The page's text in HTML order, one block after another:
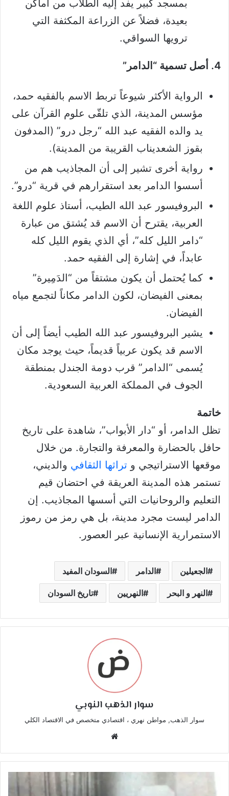
بمسجد كبير يفد إليه الطلاب من أماكن
بعيدة، فضلاً عن الزراعة المكثفة التي
ترويها السواقي.
4. أصل تسمية “الدامر”
الرواية الأكثر شيوعاً تربط الاسم بالفقيه حمد،
مؤسس المدينة، الذي تلقّى علوم القرآن على
يد والده الفقيه عبد الله “رجل درو” (المدفون
بقوز الشعديناب القريبة من المدينة).
رواية أخرى تشير إلى أن المجاذيب هم من
أسسوا الدامر بعد استقرارهم في قرية “درو”.
البروفيسور عبد الله الطيب، أستاذ علوم اللغة
العربية، يقترح أن الاسم قد يُشتق من عبارة
“دامر الليل كله”، أي الذي يقوم الليل كله
عابداً، في إشارة إلى الفقيه حمد.
كما يُحتمل أن يكون مشتقاً من “الدَمِيرة”
بمعنى الفيضان، لكون الدامر مكاناً لتجمع مياه
الفيضان.
يشير البروفيسور عبد الله الطيب أيضاً إلى أن
الاسم قد يكون عربياً قديماً، حيث يوجد مكان
يُسمى “الدامر” قرب دومة الجندل بمنطقة
الجوف في المملكة العربية السعودية.
خاتمة
تظل الدامر، أو “دار الأبواب”، شاهدة على تاريخ
حافل بالحضارة والمعرفة والتجارة. من خلال
موقعها الاستراتيجي و تراثها الثقافي والديني،
تستمر هذه المدينة العريقة في احتضان قيم
التعليم والروحانيات التي أسسها المجاذيب. إن
الدامر ليست مجرد مدينة، بل هي رمز من رموز
الاستمرارية الإنسانية عبر العصور.
الجعيلين الدامر السودان المفيد
النهر و البحر النهريين تاريخ السودان
سوار الذهب النوبي
سوار الذهب, مواطن نهري ، اقتصادي متخصص في الاقتصاد الكلي